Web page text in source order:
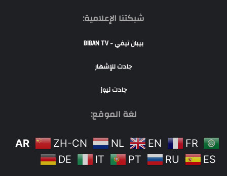
شبكتنا الإعلامية:
بيبان تيفي - BIBAN TV
جادت للإشهار
جادت نيوز
لغة الموقع:
AR ZH-CN NL EN
FR
DE
IT PT RU ES